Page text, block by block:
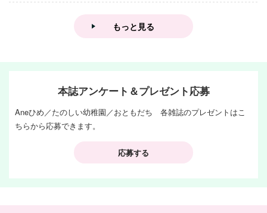
もっと見る
本誌アンケート＆プレゼント応募
Aneひめ／たのしい幼稚園／おともだち 各雑誌のプレゼントはこ
ちらから応募できます。
応募する